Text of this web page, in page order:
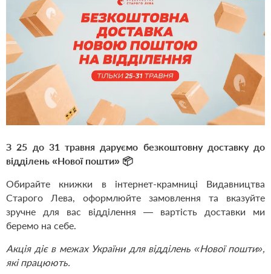
З 25 до 31 травня даруємо безкоштовну доставку до
відділень «Нової пошти» 📦
Обирайте книжки в інтернет-крамниці Видавництва
Старого Лева, оформлюйте замовлення та вказуйте
зручне для вас відділення — вартість доставки ми
беремо на себе.
Акція діє в межах України для відділень «Нової пошти»,
які працюють.